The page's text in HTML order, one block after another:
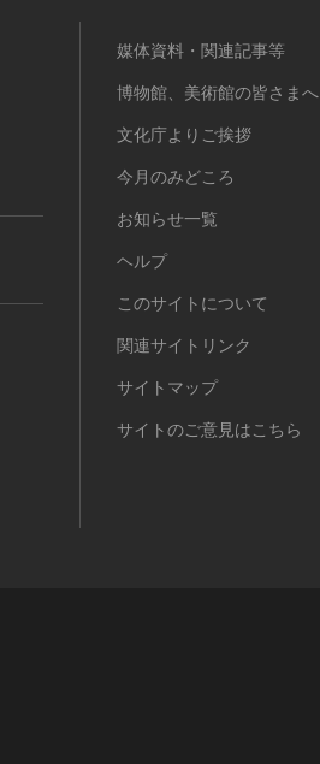
媒体資料・関連記事等
博物館、美術館の皆さまへ
文化庁よりご挨拶
今月のみどころ
お知らせ一覧
ヘルプ
このサイトについて
関連サイトリンク
サイトマップ
サイトのご意見はこちら